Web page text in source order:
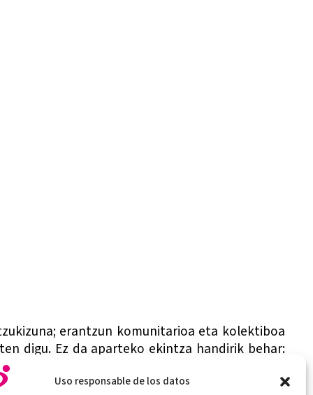
Uso responsable de los datos
erantzun komunitarioa eta kolektiboa
digu. Ez da aparteko ekintza handirik behar:
bizitzako esperientziak parteka ditzaten
bakardade hori hautsiko duten konexio